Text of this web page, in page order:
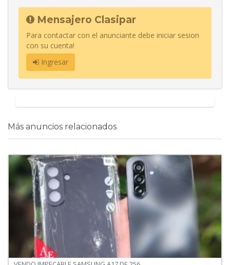
Mensajero Clasipar
Para contactar con el anunciante debe iniciar sesion
con su cuenta!
Ingresar
Más anuncios relacionados